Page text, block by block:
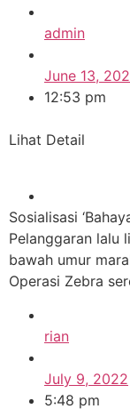
admin
June 13,
12:53 pm
Lihat Detail
Sosialisasi
Pelanggaran lalu
bawah umur
Operasi Zebra
rian
July 9, 2022
5:48 pm